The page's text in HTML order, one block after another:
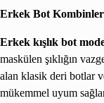
Erkek Bot
Erkek kışlık bot
maskülen şıklığın
alan klasik deri botlar
mükemmel uyum